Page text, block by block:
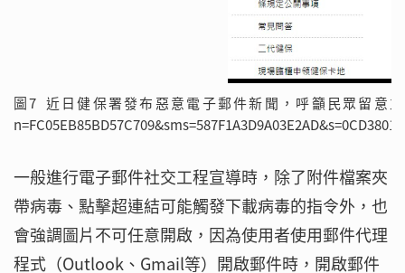
圖7 近日健保署發布惡意電子郵件新聞，呼籲民眾留意
一般進行電子郵件社交工程宣導時，除了附件檔案夾
帶病毒、點擊超連結可能觸發下載病毒的指令外，也
會強調圖片不可任意開啟，因為使用者使用郵件代理
程式（Outlook、Gmail等）開啟郵件時，開啟郵件